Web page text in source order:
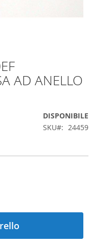
AD ANELLO
DISPONIBILE
SKU
24459